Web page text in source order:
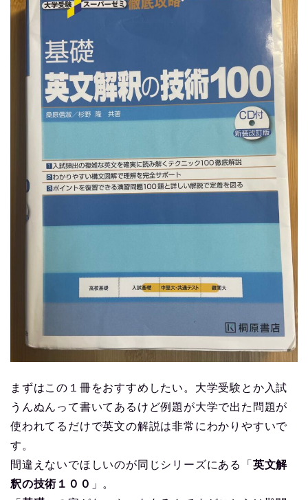
まずはこの１冊をおすすめしたい。大学受験とか入試
うんぬんって書いてあるけど例題が大学で出た問題が
使われてるだけで英文の解説は非常にわかりやすいで
す。
間違えないでほしいのが同じシリーズにある「 英文解
釈の技術１００ 」。